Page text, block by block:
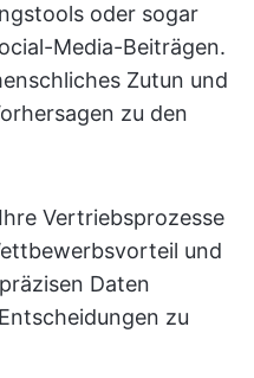
oder sogar
Media-Beiträgen.
Zutun und
zu den
Vertriebsprozesse
und
Daten
zu